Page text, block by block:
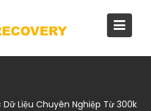
Dữ Liệu Chuyên Nghiệp Từ 300k